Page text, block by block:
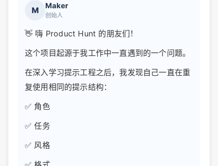
M Maker
创始人
👋 嗨 Product Hunt 的朋友们！
这个项目起源于我工作中一直遇到的一个问题。
在深入学习提示工程之后，我发现自己一直在重
复使用相同的提示结构：
✅ 角色
✅ 任务
✅ 风格